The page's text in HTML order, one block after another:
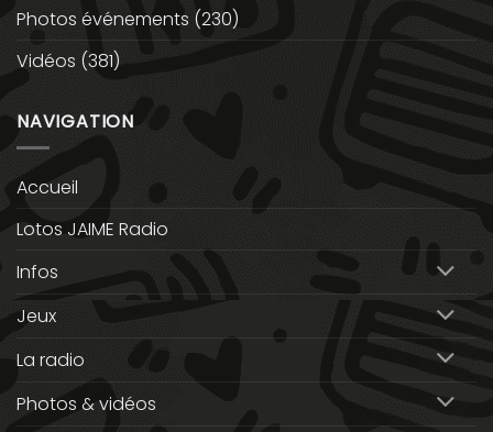
Photos événements (230)
Vidéos (381)
NAVIGATION
Accueil
Lotos JAIME Radio
Infos
Jeux
La radio
Photos & vidéos